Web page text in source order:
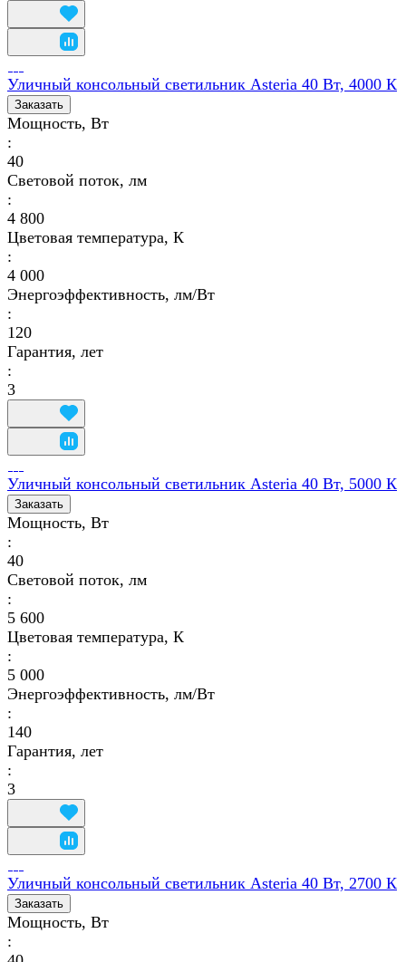
Уличный консольный светильник Asteria 40 Вт, 4000 К
Заказать
Мощность, Вт
:
40
Световой поток, лм
:
4 800
Цветовая температура, К
:
4 000
Энергоэффективность, лм/Вт
:
120
Гарантия, лет
:
3
Уличный консольный светильник Asteria 40 Вт, 5000 К
Заказать
Мощность, Вт
:
40
Световой поток, лм
:
5 600
Цветовая температура, К
:
5 000
Энергоэффективность, лм/Вт
:
140
Гарантия, лет
:
3
Уличный консольный светильник Asteria 40 Вт, 2700 К
Заказать
Мощность, Вт
: